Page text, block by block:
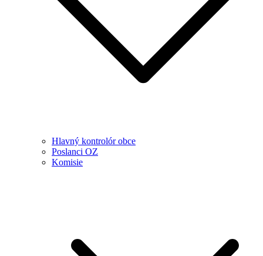
Hlavný kontrolór obce
Poslanci OZ
Komisie